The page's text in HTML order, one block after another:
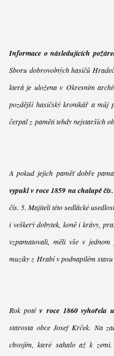
Informace o následujících
Sboru dobrovolných hasičů
která je uložena v Okresním
pozdější hasičský kronikář a můj
čerpal z paměti tehdy nejstarších
A pokud jejich paměť dobře
vypukl v roce 1859 na chalupě
čís. 5. Majiteli této sedlácké
i veškerý dobytek, koně i krávy,
vzpamatovali, měli vše v
muziky z Hrabí v podnapilém
Rok potév roce 1860 vyhořela
starosta obce Josef Krček. Na
chvojím, které sahalo až k